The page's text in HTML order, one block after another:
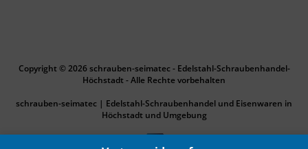
Copyright © 2026 schrauben-seimatec - Edelstahl-Schraubenhandel-
Höchstadt - Alle Rechte vorbehalten
schrauben-seimatec | Edelstahl-Schraubenhandel und Eisenwaren in
Höchstadt und Umgebung